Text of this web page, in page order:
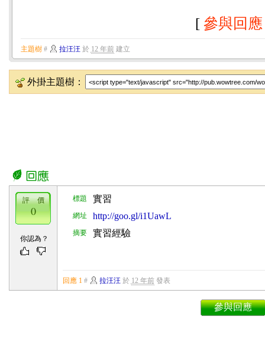
[ 參與回應
主題樹 # 拉汪汪 於 12 年前建立
外掛主題樹：
標題 實習
網址 http://goo.gl/i1UawL
摘要 實習經驗
評 價
0
你認為？
回應 1 # 拉汪汪 於 12 年前發表
參與回應